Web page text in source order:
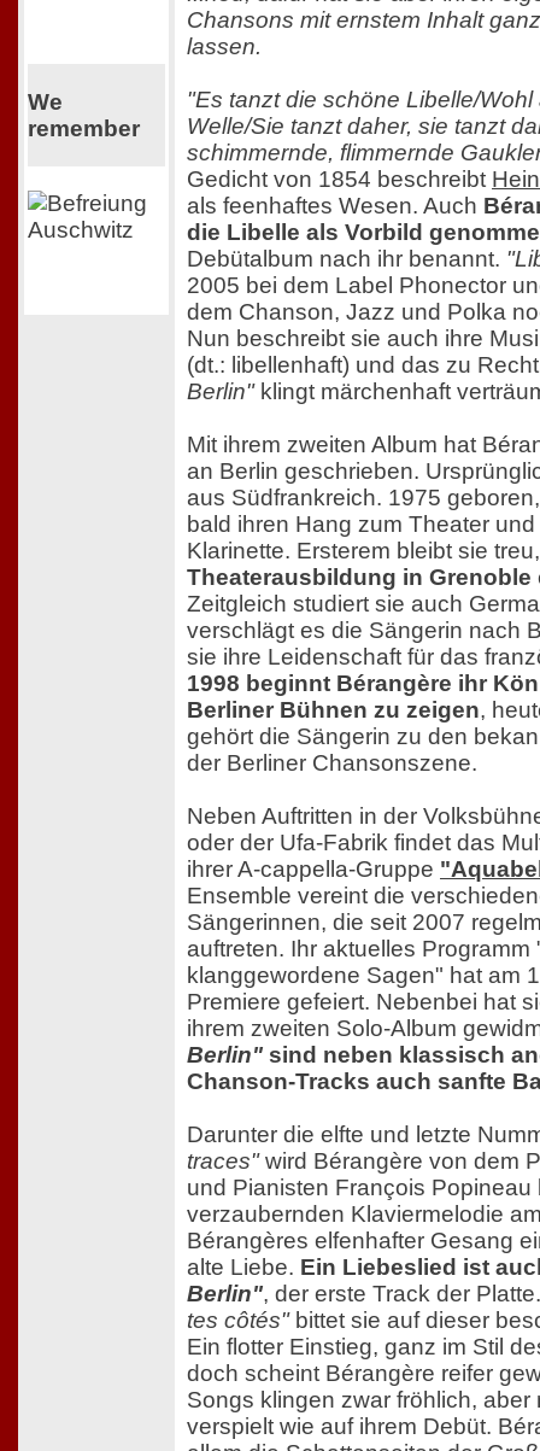
We
remember
Chansons mit ernstem Inhalt
lassen.
"Es tanzt die schöne Libelle/
Welle/Sie tanzt daher, sie tanzt
schimmernde, flimmernde
Gedicht von 1854 beschreibt
als feenhaftes Wesen. Auch
die Libelle als Vorbild
Debütalbum nach ihr benannt.
2005 bei dem Label Phonector
dem Chanson, Jazz und Polka
Nun beschreibt sie auch ihre
(dt.: libellenhaft) und das zu
Berlin"klingt märchenhaft
Mit ihrem zweiten Album hat
an Berlin geschrieben.
aus Südfrankreich. 1975
bald ihren Hang zum Theater
Klarinette. Ersterem bleibt sie
Theaterausbildung in Grenoble
Zeitgleich studiert sie auch
verschlägt es die Sängerin nach
sie ihre Leidenschaft für das
1998 beginnt Bérangère ihr
Berliner Bühnen zu zeigen,
gehört die Sängerin zu den
der Berliner Chansonszene.
Neben Auftritten in der
oder der Ufa-Fabrik findet das
ihrer A-cappella-Gruppe
Ensemble vereint die
Sängerinnen, die seit 2007
auftreten. Ihr aktuelles Programm
klanggewordene Sagen" hat am
Premiere gefeiert. Nebenbei hat
ihrem zweiten Solo-Album
Berlin" sind neben klassisch
Chanson-Tracks auch sanfte
Darunter die elfte und letzte
traces"wird Bérangère von dem
und Pianisten François Popineau
verzaubernden Klaviermelodie
Bérangères elfenhafter Gesang
alte Liebe. Ein Liebeslied ist
Berlin", der erste Track der
tes côtés"bittet sie auf dieser
Ein flotter Einstieg, ganz im Stil
doch scheint Bérangère reifer
Songs klingen zwar fröhlich, aber
verspielt wie auf ihrem Debüt.